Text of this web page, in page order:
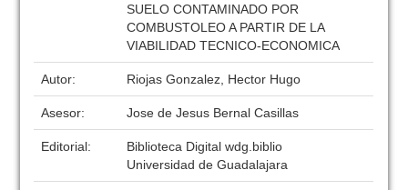
SUELO CONTAMINADO POR
COMBUSTOLEO A PARTIR DE LA
VIABILIDAD TECNICO-ECONOMICA
Autor: Riojas Gonzalez, Hector Hugo
Asesor: Jose de Jesus Bernal Casillas
Editorial:
Biblioteca Digital wdg.biblio
Universidad de Guadalajara